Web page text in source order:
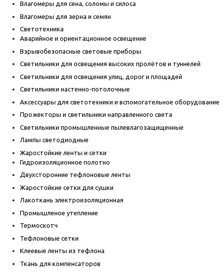
Влагомеры для сена, соломы и силоса
Влагомеры для зерна и семян
Светотехника
Аварийное и ориентационное освещение
Взрывобезопасные световые приборы
Светильники для освещения высоких пролётов и туннелей
Светильники для освещения улиц, дорог и площадей
Светильники настенно-потолочные
Аксессуары для светотехники и вспомогательное оборудование
Прожекторы и светильники направленного света
Светильники промышленные пылевлагозащищенные
Лампы светодиодные
Жаростойкие ленты и сетки
Гидроизоляционное полотно
Двухсторонние тефлоновые ленты
Жаростойкие сетки для сушки
Лакоткань электроизоляционная
Промышленое утепление
Термоскотч
Тефлоновые сетки
Клеевые ленты из тефлона
Ткань для компенсаторов